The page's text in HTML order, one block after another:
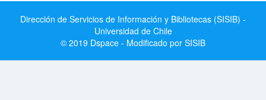
Dirección de Servicios de Información y Bibliotecas (SISIB) -
Universidad de Chile
© 2019 Dspace - Modificado por SISIB